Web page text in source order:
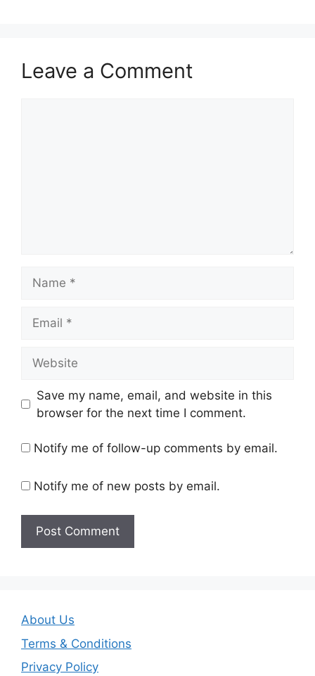
Leave a Comment
Save my name, email, and website in this
browser for the next time I comment.
Notify me of follow-up comments by email.
Notify me of new posts by email.
About Us
Terms & Conditions
Privacy Policy